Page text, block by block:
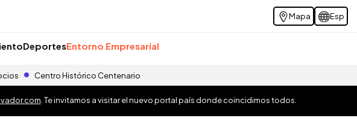
Mapa Esp
DeportesEntorno Empresarial
Centro Histórico Centenario
. Te invitamos a visitar el nuevo portal país donde coincidimos todos.